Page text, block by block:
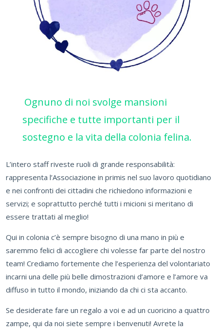
Ognuno di noi svolge mansioni
specifiche e tutte importanti per il
sostegno e la vita della colonia felina.
L’intero staff riveste ruoli di grande responsabilità:
rappresenta l’Associazione in primis nel suo lavoro quotidiano
e nei confronti dei cittadini che richiedono informazioni e
servizi; e soprattutto perché tutti i micioni si meritano di
essere trattati al meglio!
Qui in colonia c’è sempre bisogno di una mano in più e
saremmo felici di accogliere chi volesse far parte del nostro
team! Crediamo fortemente che l’esperienza del volontariato
incarni una delle più belle dimostrazioni d’amore e l’amore va
diffuso in tutto il mondo, iniziando da chi ci sta accanto.
Se desiderate fare un regalo a voi e ad un cuoricino a quattro
zampe, qui da noi siete sempre i benvenuti! Avrete la